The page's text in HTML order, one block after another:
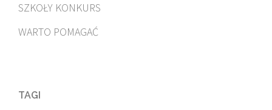
SZKOŁY KONKURS
WARTO POMAGAĆ
TAGI